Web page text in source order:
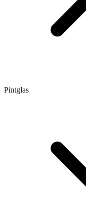
Pintglas